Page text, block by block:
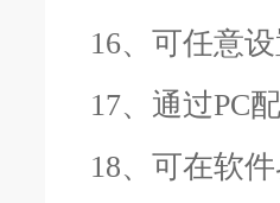
16、可任意
17、通过PC
18、可在软